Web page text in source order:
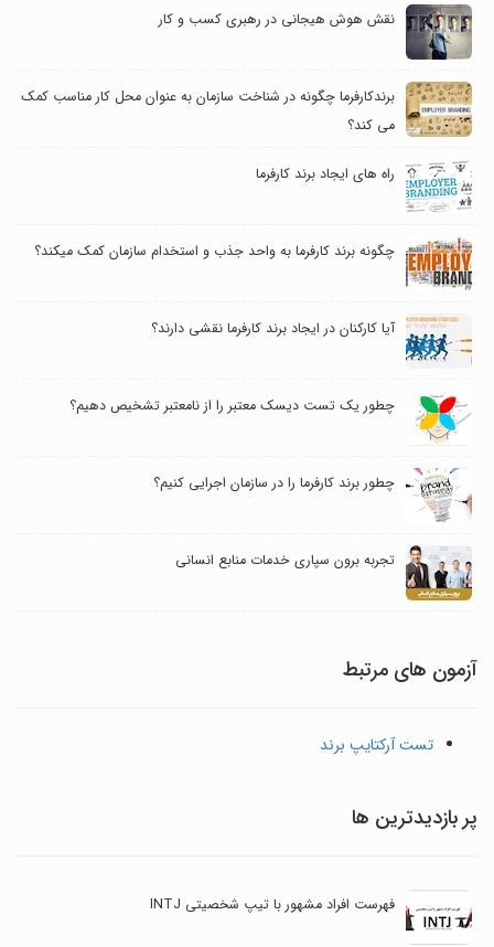
نقش هوش هیجانی در رهبری کسب و کار
برندکارفرما چگونه در شناخت سازمان به عنوان محل کار مناسب کمک
می کند؟
راه های ایجاد برند کارفرما
چگونه برند کارفرما به واحد جذب و استخدام سازمان کمک میکند؟
آیا کارکنان در ایجاد برند کارفرما نقشی دارند؟
چطور یک تست دیسک معتبر را از نامعتبر تشخیص دهیم؟
چطور برند کارفرما را در سازمان اجرایی کنیم؟
تجربه برون سپاری خدمات منابع انسانی
آزمون های مرتبط
تست آرکتایپ برند
پر بازدیدترین ها
فهرست افراد مشهور با تیپ شخصیتی INTJ